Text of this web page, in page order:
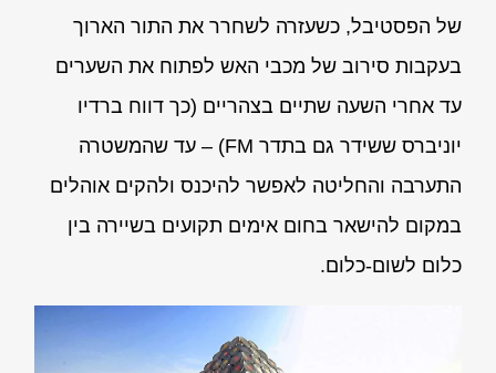
של הפסטיבל, כשעזרה לשחרר את התור הארוך
בעקבות סירוב של מכבי האש לפתוח את השערים
עד אחרי השעה שתיים בצהריים (כך דווח ברדיו
יוניברס ששידר גם בתדר FM) – עד שהמשטרה
התערבה והחליטה לאפשר להיכנס ולהקים אוהלים
במקום להישאר בחום אימים תקועים בשיירה בין
כלום לשום-כלום.